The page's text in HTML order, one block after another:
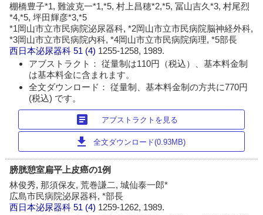
棚橋豊子*1, 難波克一*1,*5, 村上昌穂*2,*5, 冨山吉久*3, 村尾烈
*4,*5, 坪田輝彦*3,*5
*1岡山市立市民病院泌尿器科, *2岡山市立市民病院脳神経外科,
*3岡山市立市民病院内科, *4岡山市立市民病院病理, *5部長
西日本泌尿器科 51 (4) 1255-1258, 1989.
アブストラクト： 従量制は110円（税込）、基本料金制
は基本料金に含まれます。
全文ダウンロード： 従量制、基本料金制の方共に770円
(税込) です。
article アブストラクトを見る
download 全文ダウンロード(0.93MB)
膀胱憩室扁平上皮癌の1例
林俊秀, 那須保友, 荒巻謙二, 城仙泰一郎*
広島市民病院泌尿器科, *部長
西日本泌尿器科 51 (4) 1259-1262, 1989.